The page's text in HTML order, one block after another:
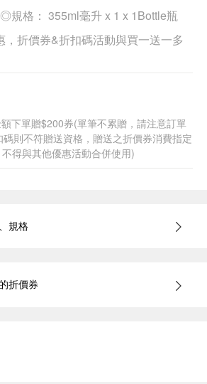
◎規格： 355ml毫升 x 1 x 1Bottle瓶
，折價券&折扣碼活動與買一送一多
下單贈$200券(單筆不累贈，請注意訂單
則不符贈送資格，贈送之折價券消費指定
得與其他優惠活動合併使用)
規格
折價券